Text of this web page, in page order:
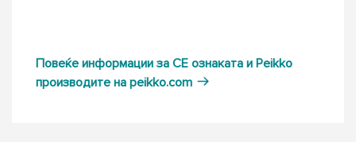
Повеќе информации за CE ознаката и Peikko
производите нa peikko.com